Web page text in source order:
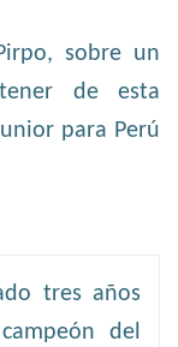
sobre un
de esta
para Perú
tres años
del